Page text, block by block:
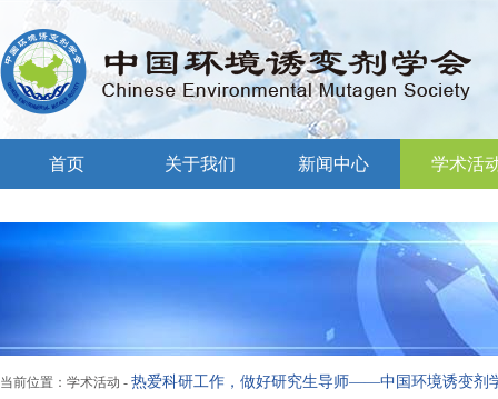
首页 关于我们 新闻中心 学术活
当前位置： 学术活动 - 热爱科研工作，做好研究生导师——中国环境诱变剂